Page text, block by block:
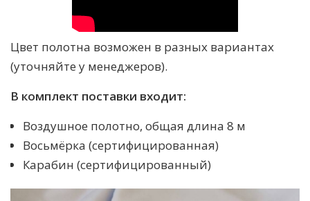
Цвет полотна возможен в разных вариантах
(уточняйте у менеджеров).
В комплект поставки входит:
Воздушное полотно, общая длина 8 м
Восьмёрка (сертифицированная)
Карабин (сертифицированный)